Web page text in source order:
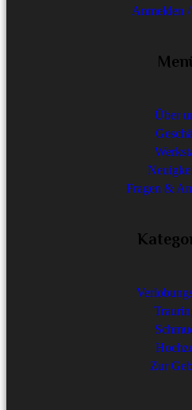
Anmelden
Über
Fragen &
Zur